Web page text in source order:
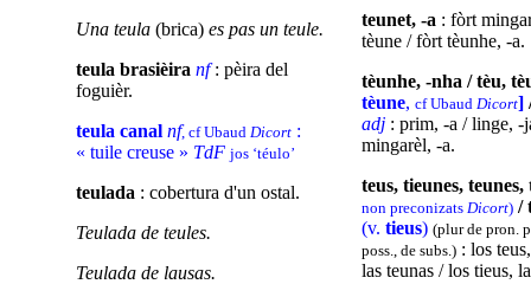
Una teula (brica) es pas un teule.
teula brasièira nf: pèira del
foguièr.
teula canal nf, cf Ubaud Dicort :
« tuile creuse » TdF jos ‘téulo’
teulada : cobertura d'un ostal.
Teulada de teules.
Teulada de lausas.
teunet, -a : fòrt
tèune / fòrt tèunhe, -a.
tèunhe, -nha / tèu,
tèune, cf Ubaud Dicort]
adj : prim, -a / linge, -
mingarèl, -a.
teus, tieunes, teunes,
non preconizats Dicort) /
(v. tieus) (plur de pron.
poss., de subs.) : los
las teunas / los tieus,